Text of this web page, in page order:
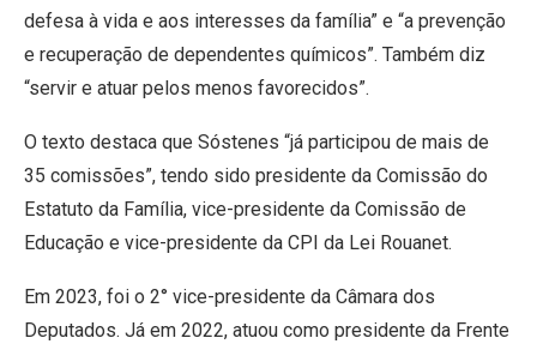
defesa à vida e aos interesses da família” e “a prevenção
e recuperação de dependentes químicos”. Também diz
“servir e atuar pelos menos favorecidos”.
O texto destaca que Sóstenes “já participou de mais de
35 comissões”, tendo sido presidente da Comissão do
Estatuto da Família, vice-presidente da Comissão de
Educação e vice-presidente da CPI da Lei Rouanet.
Em 2023, foi o 2° vice-presidente da Câmara dos
Deputados. Já em 2022, atuou como presidente da Frente